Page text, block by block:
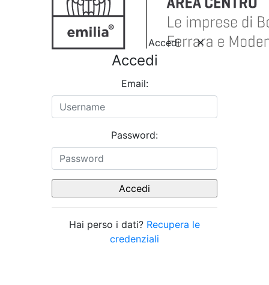
Accedi
Accedi
Email:
Password:
Hai perso i dati? Recupera le
credenziali